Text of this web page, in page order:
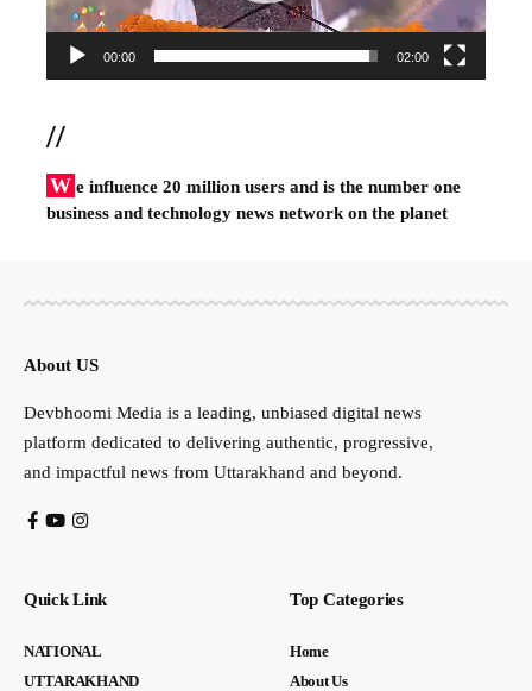
00:00 02:00
//
W e influence 20 million users and is the number one
business and technology news network on the planet
About US
Devbhoomi Media is a leading, unbiased digital news
platform dedicated to delivering authentic, progressive,
and impactful news from Uttarakhand and beyond.
Quick Link
NATIONAL
UTTARAKHAND
Top Categories
Home
About Us